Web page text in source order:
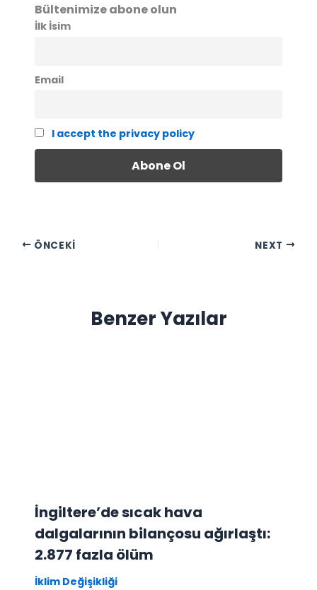
Bültenimize abone olun
İlk İsim
Email
I accept the privacy policy
ÖNCEKI NEXT
Benzer Yazılar
İngiltere’de sıcak hava
dalgalarının bilançosu ağırlaştı:
2.877 fazla ölüm
İklim Değişikliği